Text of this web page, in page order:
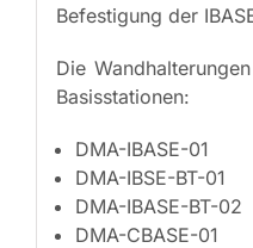
Befestigung der
Die
Basisstationen:
DMA-IBASE-01
DMA-IBSE-BT-01
DMA-IBASE-BT-02
DMA-CBASE-01